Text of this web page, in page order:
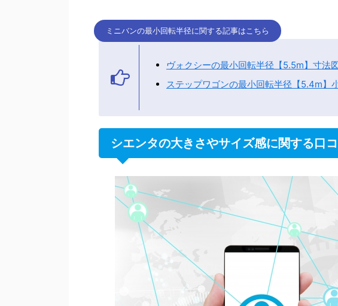
ミニバンの最小回転半径に関する記事はこちら
ヴォクシーの最小回転半径【5.5m】寸法
ステップワゴンの最小回転半径【5.4m】
シエンタの大きさやサイズ感に関する口